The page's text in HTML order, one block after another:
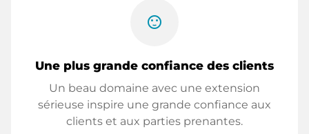
sentiment_satisfied
Une plus grande confiance des clients
Un beau domaine avec une extension
sérieuse inspire une grande confiance aux
clients et aux parties prenantes.